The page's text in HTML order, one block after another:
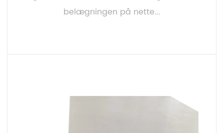
belægningen på nette...